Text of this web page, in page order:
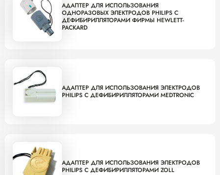
АДАПТЕР ДЛЯ ИСПОЛЬЗОВАНИЯ
ОДНОРАЗОВЫХ ЭЛЕКТРОДОВ PHILIPS C
ДЕФИБИРИЛЛЯТОРАМИ ФИРМЫ HEWLETT-
PACKARD
АДАПТЕР ДЛЯ ИСПОЛЬЗОВАНИЯ ЭЛЕКТРОДОВ
PHILIPS C ДЕФИБИРИЛЛЯТОРАМИ MEDTRONIC
АДАПТЕР ДЛЯ ИСПОЛЬЗОВАНИЯ ЭЛЕКТРОДОВ
PHILIPS C ДЕФИБИРИЛЛЯТОРАМИ ZOLL